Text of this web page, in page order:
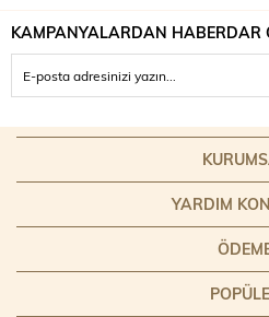
KAMPANYALARDAN HABERDAR
YARDIM